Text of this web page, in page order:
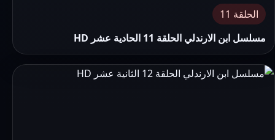
الحلقة 11
مسلسل ابن الارندلي الحلقة 11 الحادية عشر HD